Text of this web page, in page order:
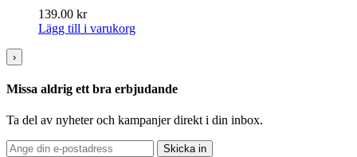
139.00 kr
Lägg till i varukorg
›
Missa aldrig ett bra erbjudande
Ta del av nyheter och kampanjer direkt i din inbox.
Skicka in